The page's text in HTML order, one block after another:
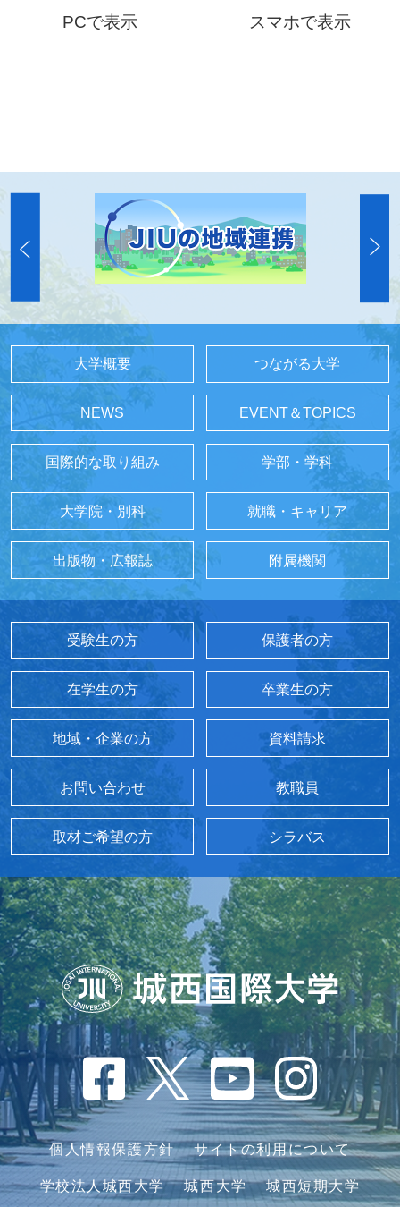
PCで表示 スマホで表示
大学概要 つながる大学
NEWS EVENT＆TOPICS
国際的な取り組み 学部・学科
大学院・別科 就職・キャリア
出版物・広報誌 附属機関
受験生の方 保護者の方
在学生の方 卒業生の方
地域・企業の方 資料請求
お問い合わせ 教職員
取材ご希望の方 シラバス
個人情報保護方針 サイトの利用について
学校法人城西大学 城西大学 城西短期大学